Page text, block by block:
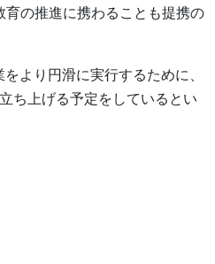
育の推進に携わることも提携の
より円滑に実行するために、
ち上げる予定をしているとい